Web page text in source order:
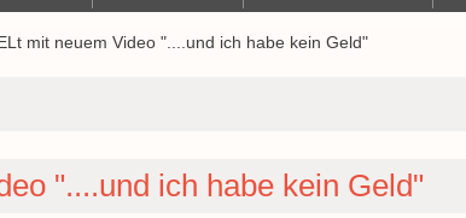
mit neuem Video "....und ich habe kein Geld"
"....und ich habe kein Geld"